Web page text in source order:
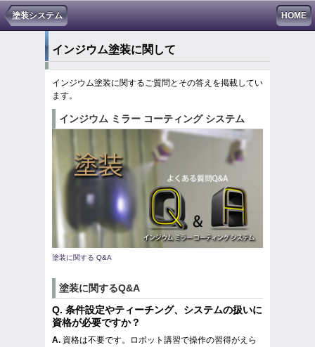
HOME
塗装システム
インジウム塗装に関して
インジウム塗装に関するご質問とその答えを掲載してい
ます。
インジウム ミラー コーティング システム
塗装に関する Q&A
塗装に関するQ&A
Q. 条件設定やティーチング、システムの扱いに
資格が必要ですか？
A. 資格は不要です。ロボット講習で操作の習得がえら